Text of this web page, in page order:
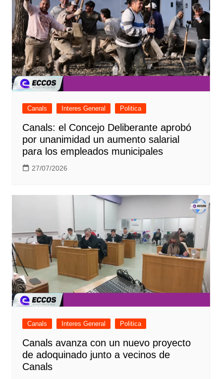
Canals Interes General Politica
Canals: el Concejo Deliberante aprobó
por unanimidad un aumento salarial
para los empleados municipales
27/07/2026
Canals Interes General Politica
Canals avanza con un nuevo proyecto
de adoquinado junto a vecinos de
Canals